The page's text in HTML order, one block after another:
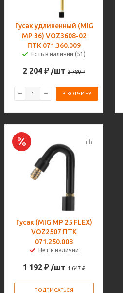
Гусак удлиненный (MIG
MP 36) VOZ3608-02
ПТК 071.360.009
Есть в наличии (51)
2 204 ₽ /шт 2 780₽
В КОРЗИНУ
Гусак (MIG MP 25 FLEX)
VOZ2507 ПТК
071.250.008
Нет в наличии
1 192 ₽ /шт 1 647₽
ПОДПИСАТЬСЯ